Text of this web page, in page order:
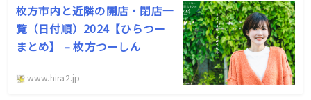
枚方市内と近隣の開店・閉店一
覧（日付順）2024【ひらつー
まとめ】 – 枚方つーしん
www.hira2.jp